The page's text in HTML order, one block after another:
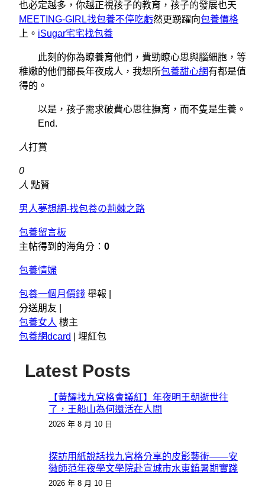
也必定越多，你越正視孩子的教育，孩子的發展也天
MEETING-GIRL找包養不停吃虧然更踴躍向包養價格
上。 iSugar宅宅找包養
此刻的你為瞭養育他們，費勁瞭心思與腦細胞，等
稚嫩的他們都長年夜成人，我想所包養甜心網有都是值
得的。
以是，孩子需求破費心思往撫育，而不隻是生養。
End.
人打賞
0
人 點贊
男人夢想網-找包養の荊棘之路
包養留言板
主帖得到的海角分： 0
包養情婦
包養一個月價錢 舉報 |
分送朋友 |
包養女人 樓主
包養網dcard
埋紅包
Latest Posts
【黃耀找九宮格會議紅】年夜明王朝逝世往
了，王船山為何還活在人間
2026 年 8 月 10 日
探訪用紙說話找九宮格分享的皮影藝術——安
徽師范年夜學文學院赴宣城市水東鎮暑期實踐
2026 年 8 月 10 日